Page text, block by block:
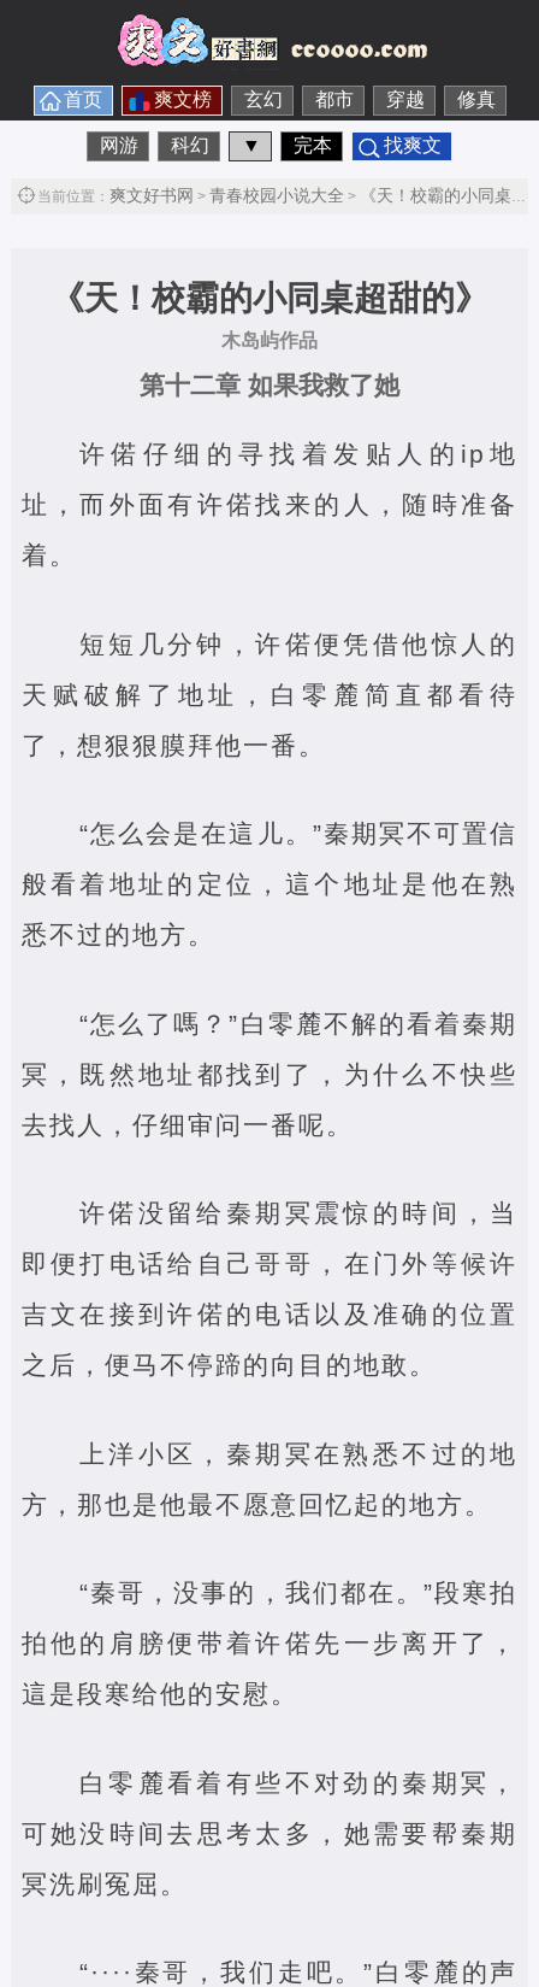
首页 爽文榜 玄幻 都市 穿越 修真
网游 科幻 ▼ 完本 找爽文
当前位置： 爽文好书网 > 青春校园小说大全 > 《天！校霸的小同桌超甜的》
《天！校霸的小同桌超甜的》
木岛屿作品
第十二章 如果我救了她
许偌仔细的寻找着发贴人的ip地
址，而外面有许偌找来的人，随時准备
着。
短短几分钟，许偌便凭借他惊人的
天赋破解了地址，白零麓简直都看待
了，想狠狠膜拜他一番。
“怎么会是在這儿。”秦期冥不可置信
般看着地址的定位，這个地址是他在熟
悉不过的地方。
“怎么了嗎？”白零麓不解的看着秦期
冥，既然地址都找到了，为什么不快些
去找人，仔细审问一番呢。
许偌没留给秦期冥震惊的時间，当
即便打电话给自己哥哥，在门外等候许
吉文在接到许偌的电话以及准确的位置
之后，便马不停蹄的向目的地敢。
上洋小区，秦期冥在熟悉不过的地
方，那也是他最不愿意回忆起的地方。
“秦哥，没事的，我们都在。”段寒拍
拍他的肩膀便带着许偌先一步离开了，
這是段寒给他的安慰。
白零麓看着有些不对劲的秦期冥，
可她没時间去思考太多，她需要帮秦期
冥洗刷冤屈。
“····秦哥，我们走吧。”白零麓的声